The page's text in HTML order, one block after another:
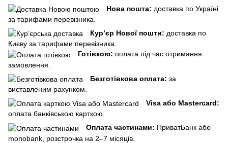
Нова пошта: доставка по Україні
за тарифами перевізника.
Кур’єр Нової пошти: доставка по
Києву за тарифами перевізника.
Готівкою: оплата під час отримання
замовлення.
Безготівкова оплата: за
виставленим рахунком.
Visa або Mastercard:
оплата банківською карткою.
Оплата частинами: ПриватБанк або
monobank, розстрочка на 2–7 місяців.